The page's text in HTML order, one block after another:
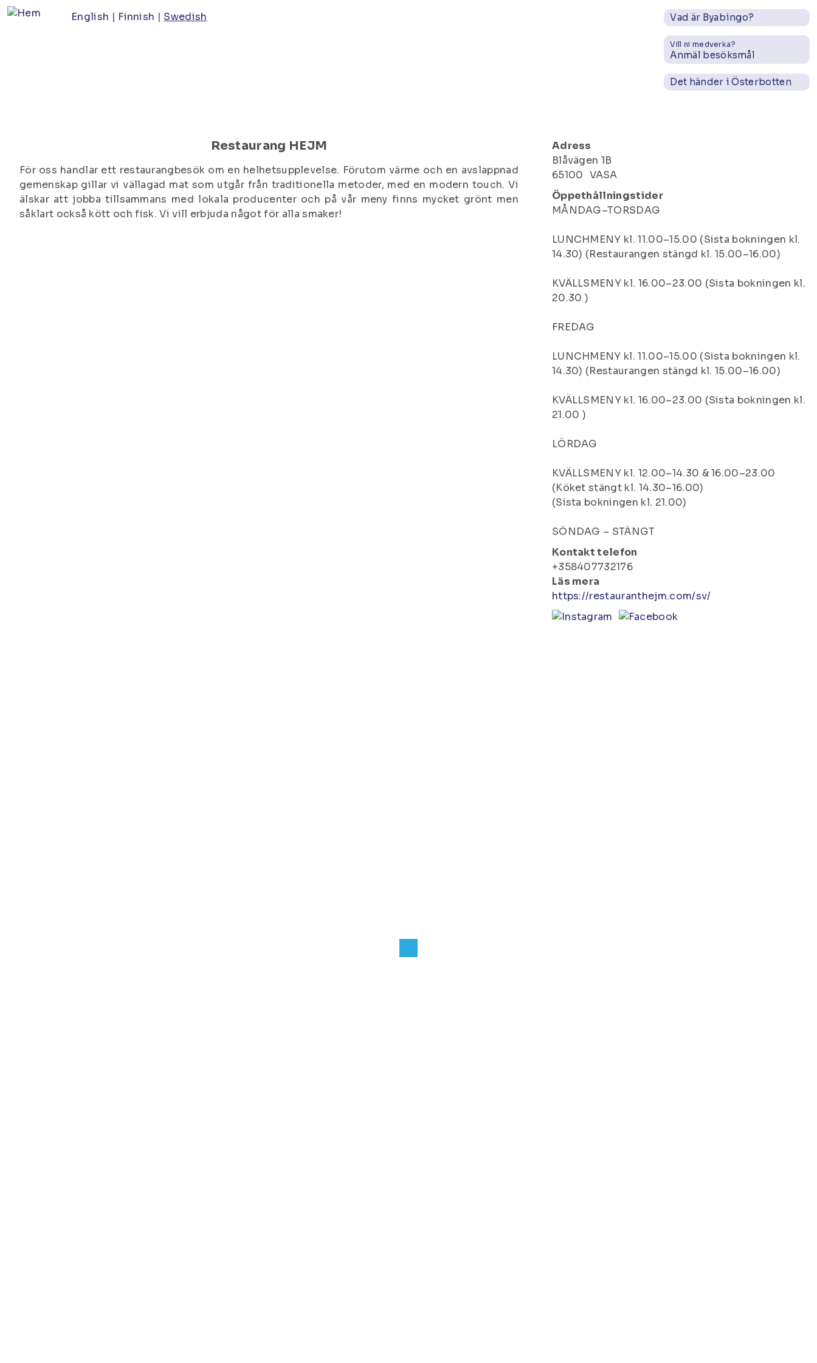
Hoppa
English Finnish Swedish Vad är Byabingo?
Vill ni medverka?
Anmäl besöksmål
Det händer i Österbotten
Restaurang HEJM
För oss handlar ett restaurangbesök om en helhetsupplevelse. Förutom värme och en avslappnad
gemenskap gillar vi vällagad mat som utgår från traditionella metoder, med en modern touch. Vi
älskar att jobba tillsammans med lokala producenter och på vår meny finns mycket grönt men
såklart också kött och fisk. Vi vill erbjuda något för alla smaker!
Adress
Blåvägen 1B
65100 VASA
Öppethållningstider
MÅNDAG–TORSDAG
LUNCHMENY kl. 11.00–15.00 (Sista bokningen kl.
14.30) (Restaurangen stängd kl. 15.00–16.00)
KVÄLLSMENY kl. 16.00–23.00 (Sista bokningen kl.
20.30 )
FREDAG
LUNCHMENY kl. 11.00–15.00 (Sista bokningen kl.
14.30) (Restaurangen stängd kl. 15.00–16.00)
KVÄLLSMENY kl. 16.00–23.00 (Sista bokningen kl.
21.00 )
LÖRDAG
KVÄLLSMENY kl. 12.00–14.30 & 16.00–23.00
(Köket stängt kl. 14.30–16.00)
(Sista bokningen kl. 21.00)
SÖNDAG – STÄNGT
Kontakt telefon
+358407732176
Läs mera
https://restauranthejm.com/sv/